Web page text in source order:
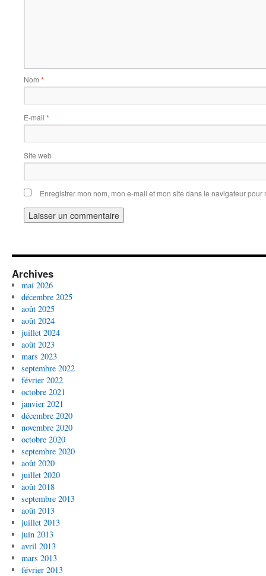
Nom *
E-mail *
Site web
Enregistrer mon nom, mon e-mail et mon site dans le navigateur
Archives
mai 2026
décembre 2025
août 2025
août 2024
juillet 2024
août 2023
mars 2023
septembre 2022
février 2022
octobre 2021
janvier 2021
décembre 2020
novembre 2020
octobre 2020
septembre 2020
août 2020
juillet 2020
août 2018
septembre 2013
août 2013
juillet 2013
juin 2013
avril 2013
mars 2013
février 2013